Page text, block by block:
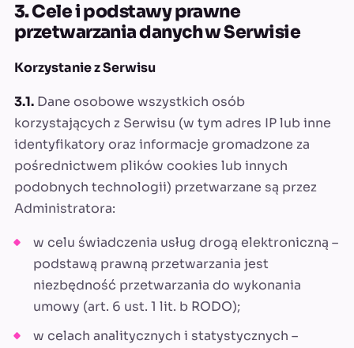
3. Cele i podstawy prawne
przetwarzania danych w Serwisie
Korzystanie z Serwisu
3.1. Dane osobowe wszystkich osób
korzystających z Serwisu (w tym adres IP lub inne
identyfikatory oraz informacje gromadzone za
pośrednictwem plików cookies lub innych
podobnych technologii) przetwarzane są przez
Administratora:
w celu świadczenia usług drogą elektroniczną –
podstawą prawną przetwarzania jest
niezbędność przetwarzania do wykonania
umowy (art. 6 ust. 1 lit. b RODO);
w celach analitycznych i statystycznych –